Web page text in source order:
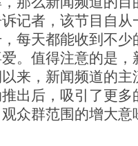
记者，该节目自
每天都能收到不
。值得注意的是
来，新闻频道的
出后，吸引了更
众群范围的增大